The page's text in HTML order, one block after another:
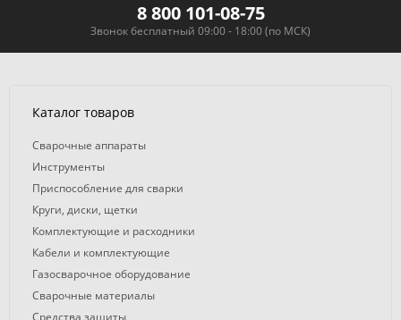
8 800 101-08-75
Звонок бесплатный 09:00 - 18:00 (по МСК)
Каталог товаров
Сварочные аппараты
Инструменты
Приспособление для сварки
Круги, диски, щетки
Комплектующие и расходники
Кабели и комплектующие
Газосварочное оборудование
Сварочные материалы
Средства защиты